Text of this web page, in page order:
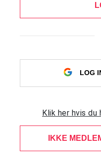
LOG
Klik her hvis
IKKE